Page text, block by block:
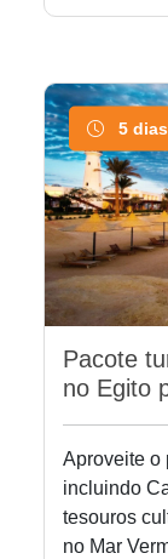
5
Pacote
no Egito
Aproveite o
incluindo
tesouros
no Mar